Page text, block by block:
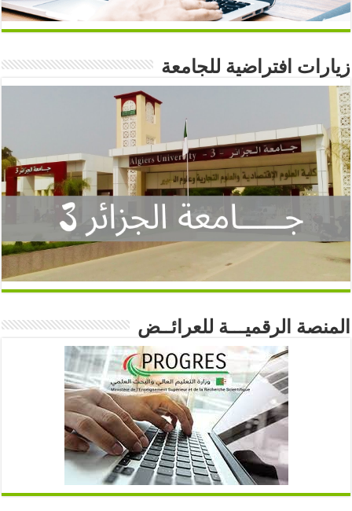
زيارات افتراضية للجامعة
المنصة الرقميـــة للعرائــض